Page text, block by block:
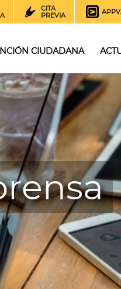
CITA
PREVIA
CIUDADANA